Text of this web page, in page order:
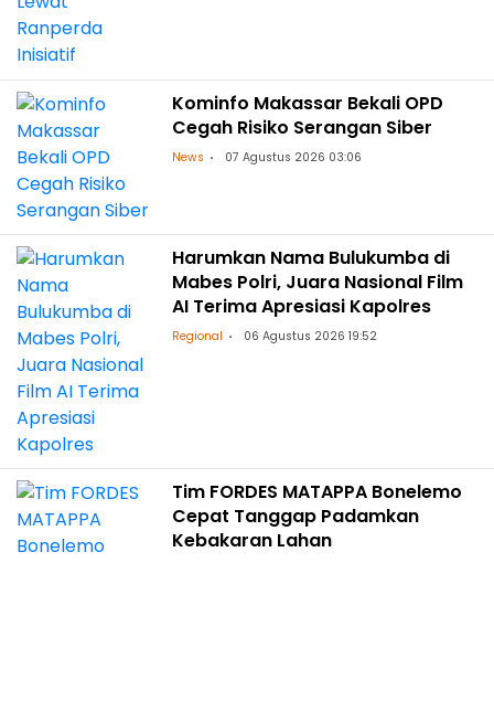
Kominfo Makassar Bekali OPD
Cegah Risiko Serangan Siber
News 07 Agustus 2026 03:06
Harumkan Nama Bulukumba di
Mabes Polri, Juara Nasional Film
AI Terima Apresiasi Kapolres
Regional 06 Agustus 2026 19:52
Tim FORDES MATAPPA Bonelemo
Cepat Tanggap Padamkan
Kebakaran Lahan